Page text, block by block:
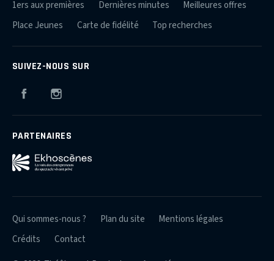
1ers aux premières Dernières minutes
Meilleures offres
Place Jeunes
Carte de fidélité Top recherches
SUIVEZ-NOUS SUR
Facebook
PARTENAIRES
Qui sommes-nous ? Plan du site
Mentions légales
Crédits
Contact